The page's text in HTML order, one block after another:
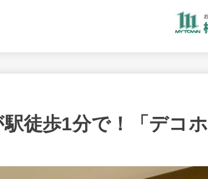
徒歩1分で！「デコホ